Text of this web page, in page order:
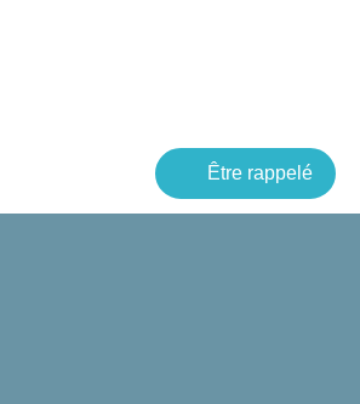
Être rappelé